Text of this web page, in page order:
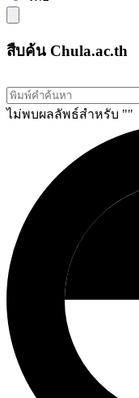
สืบค้น Chula.ac.th
ไม่พบผลลัพธ์สำหรับ ""